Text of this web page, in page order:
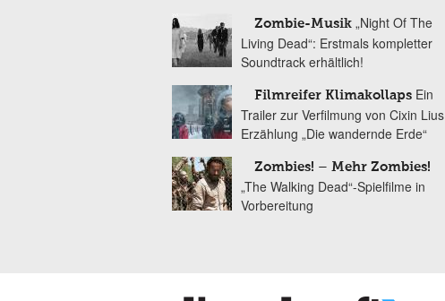
Zombie-Musik „Night Of The
Living Dead“: Erstmals kompletter
Soundtrack erhältlich!
Filmreifer Klimakollaps Ein
Trailer zur Verfilmung von Cixin Lius
Erzählung „Die wandernde Erde“
Zombies! – Mehr Zombies!
„The Walking Dead“-Spielfilme in
Vorbereitung